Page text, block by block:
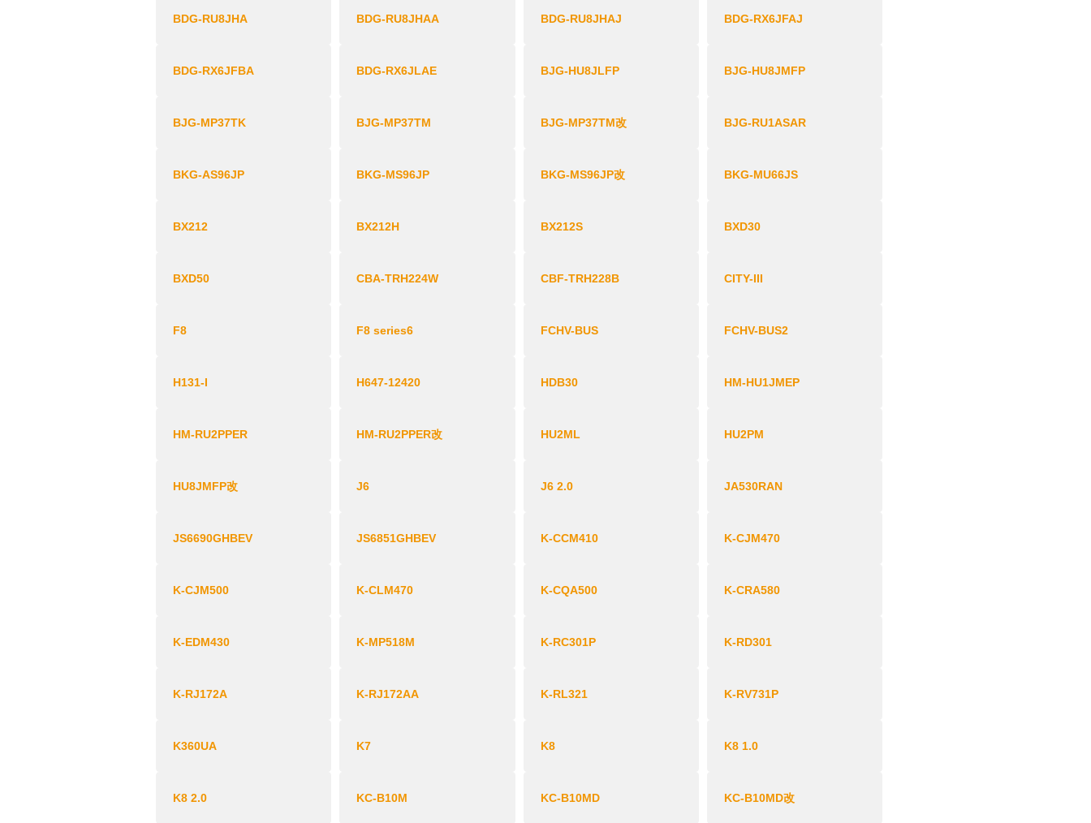
BDG-RU8JHA BDG-RU8JHAA BDG-RU8JHAJ BDG-RX6JFAJ
BDG-RX6JFBA BDG-RX6JLAE BJG-HU8JLFP BJG-HU8JMFP
BJG-MP37TK BJG-MP37TM BJG-MP37TM改 BJG-RU1ASAR
BKG-AS96JP BKG-MS96JP BKG-MS96JP改 BKG-MU66JS
BX212 BX212H BX212S BXD30
BXD50 CBA-TRH224W CBF-​TRH228B CITY-III
F8 F8 series6 FCHV-BUS FCHV-BUS2
H131-I H647-12420 HDB30 HM-HU1JMEP
HM-RU2PPER HM-RU2PPER改 HU2ML HU2PM
HU8JMFP改 J6 J6 2.0 JA530RAN
JS6690GHBEV JS6851GHBEV K-CCM410 K-CJM470
K-CJM500 K-CLM470 K-CQA500 K-CRA580
K-EDM430 K-MP518M K-RC301P K-RD301
K-RJ172A K-RJ172AA K-RL321 K-RV731P
K360UA K7 K8 K8 1.0
K8 2.0 KC-B10M KC-B10MD KC-B10MD改